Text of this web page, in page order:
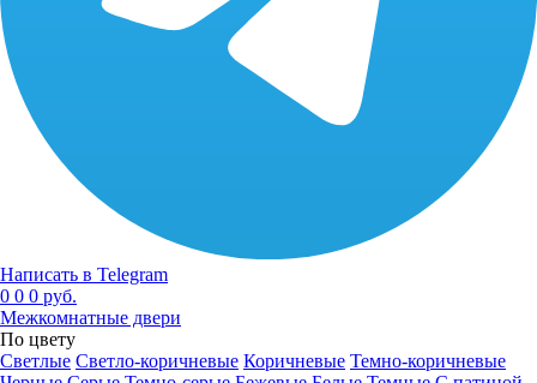
Написать в Telegram
0 0 0 руб.
Межкомнатные двери
По цвету
Светлые Светло-коричневые Коричневые Темно-коричневые